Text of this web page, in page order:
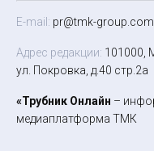
E-mail: pr@tmk-group.com
Адрес редакции: 101000,
ул. Покровка, д.40 стр.2а
«Трубник Онлайн –
медиаплатформа ТМК